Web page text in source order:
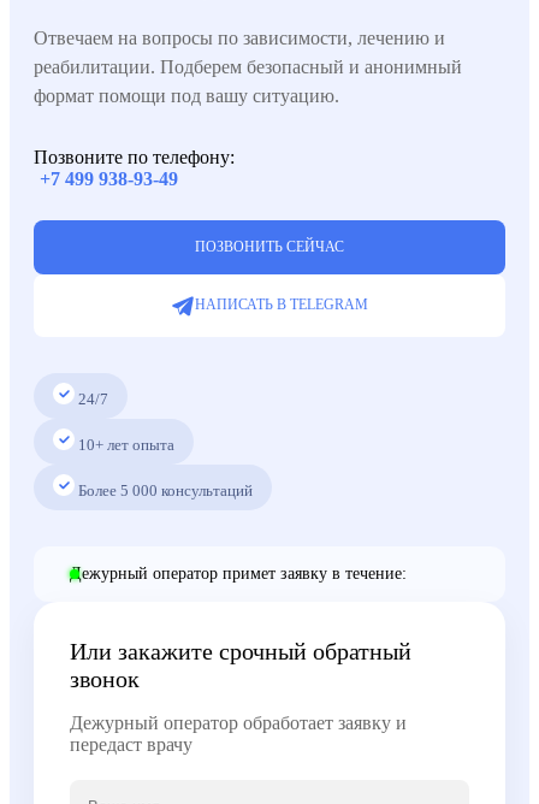
Отвечаем на вопросы по зависимости, лечению и
реабилитации. Подберем безопасный и анонимный
формат помощи под вашу ситуацию.
Позвоните по телефону:
+7 499 938-93-49
ПОЗВОНИТЬ СЕЙЧАС
НАПИСАТЬ В TELEGRAM
24/7
10+ лет опыта
Более 5 000 консультаций
Дежурный оператор примет заявку в течение:
Или закажите срочный обратный
звонок
Дежурный оператор обработает заявку и
передаст врачу